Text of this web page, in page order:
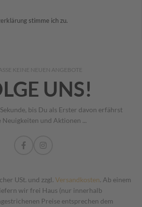
stimme ich zu.
KEINE NEUEN ANGEBOTE
UNS!
bis Du als Erster davon erfährst
Neuigkeiten und Aktionen ...
USt. und zzgl. Versandkosten. Ab einem
wir frei Haus (nur innerhalb
Preise entsprechen dem